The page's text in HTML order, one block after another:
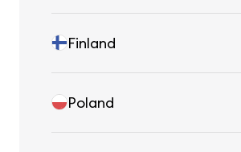
Finland
Poland